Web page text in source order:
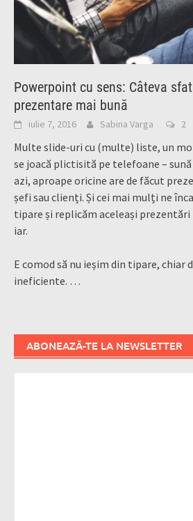
Powerpoint cu sens: Câteva
prezentare mai bună
iulie 7, 2016 Sabina Varga 2
Multe slide-uri cu (multe) liste, un
se joacă plictisită pe telefoane – sună
azi, aproape oricine are de făcut
șefi sau clienți. Și cei mai mulți ne
tipare și replicăm aceleași
iar.
E comod să nu ieșim din tipare, chiar
ineficiente. …
ABONEAZĂ-TE LA NEWSLETTER